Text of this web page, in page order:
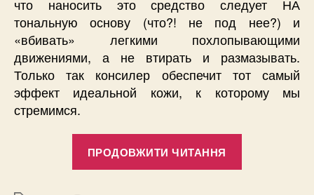
что наносить это средство следует НА
тональную основу (что?! не под нее?) и
«вбивать» легкими похлопывающими
движениями, а не втирать и размазывать.
Только так консилер обеспечит тот самый
эффект идеальной кожи, к которому мы
стремимся.
ПРОДОВЖИТИ ЧИТАННЯ